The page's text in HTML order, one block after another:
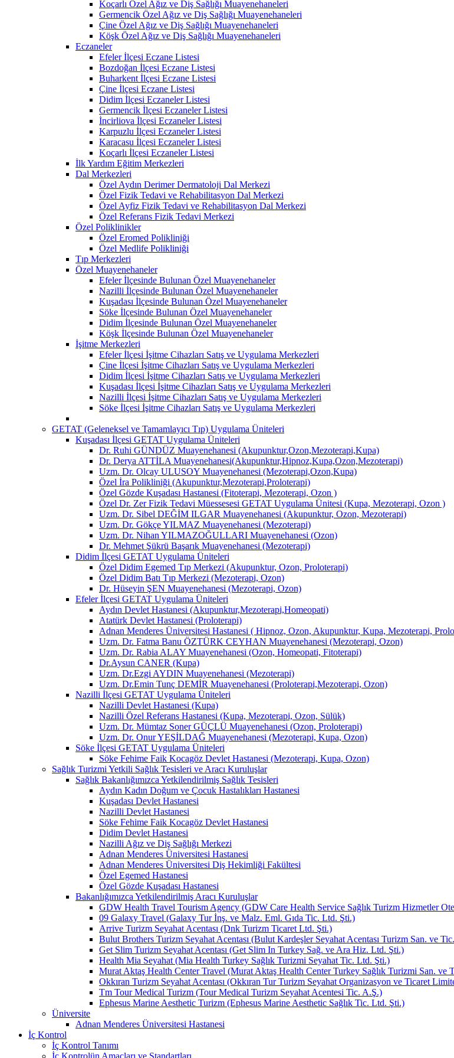
Koçarlı Özel Ağız ve Diş Sağlığı Muayenehaneleri
Germencik Özel Ağız ve Diş Sağlığı Muayenehaneleri
Çine Özel Ağız ve Diş Sağlığı Muayenehaneleri
Köşk Özel Ağız ve Diş Sağlığı Muayenehaneleri
Eczaneler
Efeler İlçesi Eczane Listesi
Bozdoğan İlçesi Eczane Listesi
Buharkent İlçesi Eczane Listesi
Çine İlçesi Eczane Listesi
Didim İlçesi Eczaneler Listesi
Germencik İlçesi Eczaneler Listesi
İncirliova İlçesi Eczaneler Listesi
Karpuzlu İlçesi Eczaneler Listesi
Karacasu İlçesi Eczaneler Listesi
Koçarlı İlçesi Eczaneler Listesi
İlk Yardım Eğitim Merkezleri
Dal Merkezleri
Özel Aydın Derimer Dermatoloji Dal Merkezi
Özel Fizik Tedavi ve Rehabilitasyon Dal Merkezi
Özel Ayfiz Fizik Tedavi ve Rehabilitasyon Dal Merkezi
Özel Referans Fizik Tedavi Merkezi
Özel Poliklinikler
Özel Eromed Polikliniği
Özel Medlife Polikliniği
Tıp Merkezleri
Özel Muayenehaneler
Efeler İlçesinde Bulunan Özel Muayenehaneler
Nazilli İlçesinde Bulunan Özel Muayenehaneler
Kuşadası İlçesinde Bulunan Özel Muayenehaneler
Söke İlçesinde Bulunan Özel Muayenehaneler
Didim İlçesinde Bulunan Özel Muayenehaneler
Köşk İlçesinde Bulunan Özel Muayenehaneler
İşitme Merkezleri
Efeler İlçesi İşitme Cihazları Satış ve Uygulama Merkezleri
Çine İlçesi İşitme Cihazları Satış ve Uygulama Merkezleri
Didim İlçesi İşitme Cihazları Satış ve Uygulama Merkezleri
Kuşadası İlçesi İşitme Cihazları Satış ve Uygulama Merkezleri
Nazilli İlçesi İşitme Cihazları Satış ve Uygulama Merkezleri
Söke İlçesi İşitme Cihazları Satış ve Uygulama Merkezleri
GETAT (Geleneksel ve Tamamlayıcı Tıp) Uygulama Üniteleri
Kuşadası İlçesi GETAT Uygulama Üniteleri
Dr. Ruhi GÜNDÜZ Muayenehanesi (Akupunktur,Ozon,Mezoterapi,Kupa)
Dr. Derya ATTİLA Muayenehanesi(Akupunktur,Hipnoz,Kupa,Ozon,Mezoterapi)
Uzm. Dr. Olcay ULUSOY Muayenehanesi (Mezoterapi,Ozon,Kupa)
Özel İra Polikliniği (Akupunktur,Mezoterapi,Proloterapi)
Özel Gözde Kuşadası Hastanesi (Fitoterapi, Mezoterapi, Ozon )
Özel Dr. Zer Fizik Tedavi Müessesesi GETAT Uygulama Ünitesi (Kupa, Mezoterapi, Ozon )
Uzm. Dr. Sibel DEĞİM ILGAR Muayenehanesi (Akupunktur, Ozon, Mezoterapi)
Uzm. Dr. Gökçe YILMAZ Muayenehanesi (Mezoterapi)
Uzm. Dr. Nihan YILMAZOĞULLARI Muayenehanesi (Ozon)
Dr. Mehmet Şükrü Başarık Muayenehanesi (Mezoterapi)
Didim İlçesi GETAT Uygulama Üniteleri
Özel Didim Egemed Tıp Merkezi (Akupunktur, Ozon, Proloterapi)
Özel Didim Batı Tıp Merkezi (Mezoterapi, Ozon)
Dr. Hüseyin ŞEN Muayenehanesi (Mezoterapi, Ozon)
Efeler İlçesi GETAT Uygulama Üniteleri
Aydın Devlet Hastanesi (Akupunktur,Mezoterapi,Homeopati)
Atatürk Devlet Hastanesi (Proloterapi)
Adnan Menderes Üniversitesi Hastanesi ( Hipnoz, Ozon, Akupunktur, Kupa, Mezoterapi,
Uzm. Dr. Fatma Banu ÖZTÜRK CEYHAN Muayenehanesi (Mezoterapi, Ozon)
Uzm. Dr. Rabia ALAY Muayenehanesi (Ozon, Homeopati, Fitoterapi)
Dr.Aysun CANER (Kupa)
Uzm. Dr.Ezgi AYDIN Muayenehanesi (Mezoterapi)
Uzm. Dr.Emin Tunç DEMİR Muayenehanesi (Proloterapi,Mezoterapi, Ozon)
Nazilli İlçesi GETAT Uygulama Üniteleri
Nazilli Devlet Hastanesi (Kupa)
Nazilli Özel Referans Hastanesi (Kupa, Mezoterapi, Ozon, Sülük)
Uzm. Dr. Mümtaz Soner GÜÇLÜ Muayenehanesi (Ozon, Proloterapi)
Uzm. Dr. Onur YEŞİLDAĞ Muayenehanesi (Mezoterapi, Kupa, Ozon)
Söke İlçesi GETAT Uygulama Üniteleri
Söke Fehime Faik Kocagöz Devlet Hastanesi (Mezoterapi, Kupa, Ozon)
Sağlık Turizmi Yetkili Sağlık Tesisleri ve Aracı Kuruluşlar
Sağlık Bakanlığımızca Yetkilendirilmiş Sağlık Tesisleri
Aydın Kadın Doğum ve Çocuk Hastalıkları Hastanesi
Kuşadası Devlet Hastanesi
Nazilli Devlet Hastanesi
Söke Fehime Faik Kocagöz Devlet Hastanesi
Didim Devlet Hastanesi
Nazilli Ağız ve Diş Sağlığı Merkezi
Adnan Menderes Üniversitesi Hastanesi
Adnan Menderes Üniversitesi Diş Hekimliği Fakültesi
Özel Egemed Hastanesi
Özel Gözde Kuşadası Hastanesi
Bakanlığımızca Yetkilendirilmiş Aracı Kuruluşlar
GDW Health Travel Tourism Agency (GDW Care Health Service Sağlık Turizm Hizmetler
09 Galaxy Travel (Galaxy Tur İnş. ve Malz. Eml. Gıda Tic. Ltd. Şti.)
Arrive Turizm Seyahat Acentası (Dnk Turizm Ticaret Ltd. Şti.)
Bulut Brothers Turizm Seyahat Acentası (Bulut Kardeşler Seyahat Acentası Turizm San. ve
Get Slim Turizm Seyahat Acentası (Get Slim In Turkey Sağ. ve Ara Hiz. Ltd. Şti.)
Health Mia Seyahat (Mia Health Turkey Sağlık Turizmi Seyahat Tic. Ltd. Şti.)
Murat Aktaş Health Center Travel (Murat Aktaş Health Center Turkey Sağlık Turizmi San. ve
Okkıran Turizm Seyahat Acentası (Okkıran Tur Turizm Seyahat Organizasyon ve Ticaret
Tm Tour Medical Turizm (Tour Medical Turizm Seyahat Acentesi Tic. A.Ş.)
Ephesus Marine Aesthetic Turizm (Ephesus Marine Aesthetic Sağlık Tic. Ltd. Şti.)
Üniversite
Adnan Menderes Üniversitesi Hastanesi
İç Kontrol
İç Kontrol Tanımı
İç Kontrolün Amaçları ve Standartları